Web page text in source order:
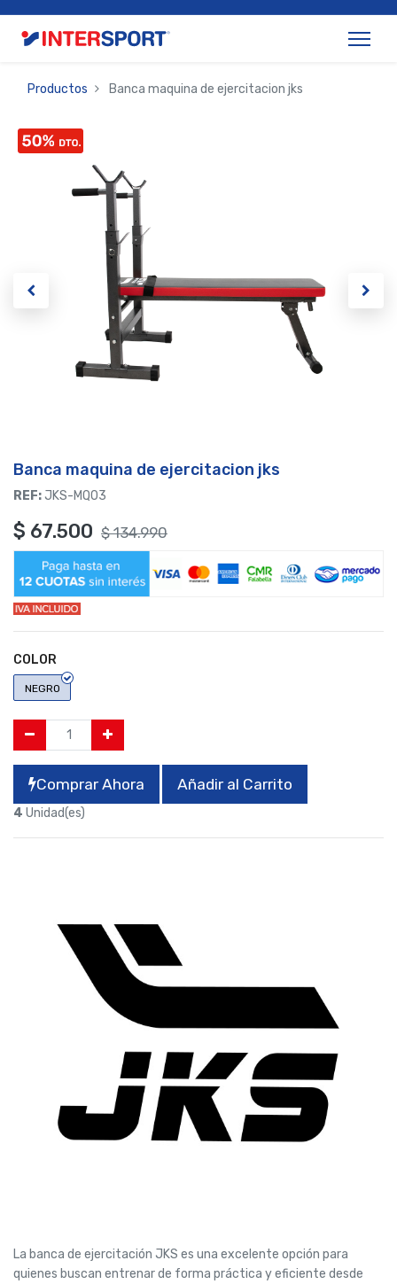
Productos Banca maquina de ejercitacion jks
Banca maquina de ejercitacion jks
REF: JKS-MQ03
$ 67.500 $134.990
COLOR
NEGRO
Comprar Ahora Añadir al Carrito
4 Unidad(es)
La banca de ejercitación JKS es una excelente opción para
quienes buscan entrenar de forma práctica y eficiente desde